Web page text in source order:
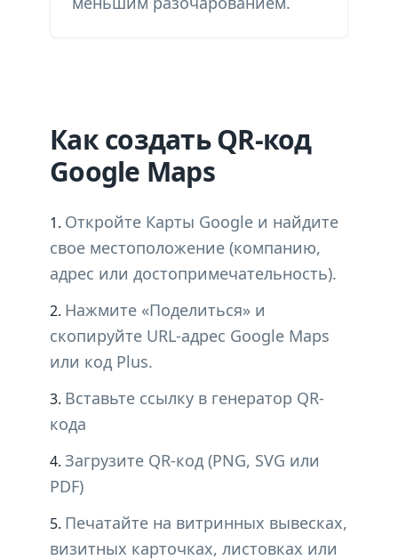
Как создать QR-код
Google Maps
Откройте Карты Google и найдите
свое местоположение (компанию,
адрес или достопримечательность).
Нажмите «Поделиться» и
скопируйте URL-адрес Google Maps
или код Plus.
Вставьте ссылку в генератор QR-
кода
Загрузите QR-код (PNG, SVG или
PDF)
Печатайте на витринных вывесках,
визитных карточках, листовках или